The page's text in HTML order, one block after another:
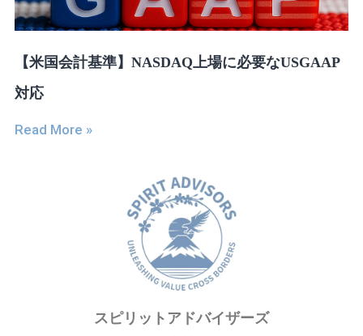
【米国会計基準】NASDAQ上場に必要なUSGAAP
対応
Read More »
スピリットアドバイザーズ